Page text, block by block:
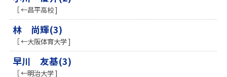
［ ←昌平高校 ]
林 尚輝(3)
［ ←大阪体育大学 ]
早川 友基(3)
［ ←明治大学 ]